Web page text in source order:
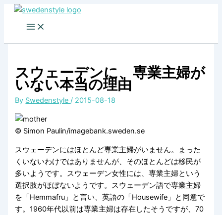
Skip
スウェーデンに、専業主婦が
いない本当の理由
By Swedenstyle / 2015-08-18
© Simon Paulin/imagebank.sweden.se
スウェーデンにはほとんど専業主婦がいません。まった
くいないわけではありませんが、そのほとんどは移民が
多いようです。スウェーデン女性には、専業主婦という
選択肢がほぼないようです。スウェーデン語で専業主婦
を「Hemmafru」と言い、英語の「Housewife」と同意で
す。1960年代以前は専業主婦は存在したそうですが、70